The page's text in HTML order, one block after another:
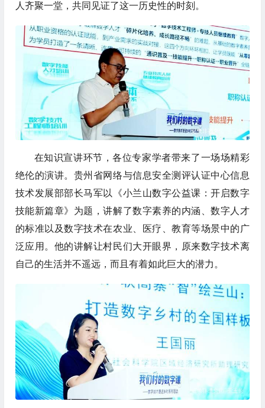
人齐聚一堂，共同见证了这一历史性的时刻。
在知识宣讲环节，各位专家学者带来了一场场精彩
绝伦的演讲。贵州省网络与信息安全测评认证中心信息
技术发展部部长马军以《小兰山数字公益课：开启数字
技能新篇章》为题，讲解了数字素养的内涵、数字人才
的标准以及数字技术在农业、医疗、教育等场景中的广
泛应用。他的讲解让村民们大开眼界，原来数字技术离
自己的生活并不遥远，而且有着如此巨大的潜力。